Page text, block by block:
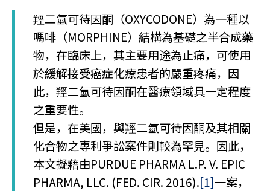
羥二氫可待因酮（OXYCODONE）為一種以
嗎啡（MORPHINE）結構為基礎之半合成藥
物，在臨床上，其主要用途為止痛，可使用
於緩解接受癌症化療患者的嚴重疼痛，因
此，羥二氫可待因酮在醫療領域具一定程度
之重要性。
但是，在美國，與羥二氫可待因酮及其相關
化合物之專利爭訟案件則較為罕見。因此，
本文擬藉由PURDUE PHARMA L.P. V. EPIC
PHARMA, LLC. (FED. CIR. 2016).[1]一案，